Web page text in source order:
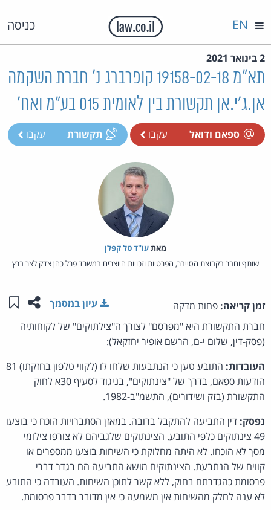
כניסה EN
2 בינואר 2021
תא"מ 19158-02-18 קופרברג נ' חברת השקמה
אן.ג'י.אן תקשורת בין לאומית 015 בע"מ ואח'
ספאם ודואל עקבו תקשורת עקבו
מאת‏עו"ד טל קפלן
שותף וחבר בקבוצת הסייבר, הפרטיות וזכויות היוצרים במשרד פרל כהן צדק לצר ברץ
זמן קריאה: פחות מדקה שתפו
עיון במסמך
חברת התקשורת היא "מפרסם" לצורך ה"צילתוקים" של לקוחותיה
(פסק-דין, שלום י-ם, הרשם אופיר יחזקאל):
העובדות:
התובע טען כי הנתבעות שלחו לו (לקווי טלפון בחזקתו) 81
הודעות ספאם, בדרך של "צינתוקים", בניגוד לסעיף 30א לחוק
התקשורת (בזק ושידורים), התשמ"ב-1982.
נפסק: דין התביעה להתקבל ברובה. במאזן הסתברויות הוכח כי בוצעו
49 צינתוקים כלפי התובע. הצינתוקים שלגביהם לא צורפו צילומי
מסך לא הוכחו. לא היתה מחלוקת כי השיחות בוצעו ממספרים או
קווים של הנתבעת. הצינתוקים מושא התביעה הם בגדר דברי
פרסומת כהגדרתם בחוק, ללא קשר לתוכן השיחות. העובדה כי התובע
לא ענה לחלק מהשיחות אין משמעה כי אין מדובר בדבר פרסומת.